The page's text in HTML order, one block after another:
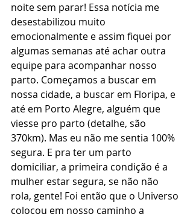
noite sem parar! Essa notícia me
desestabilizou muito
emocionalmente e assim fiquei por
algumas semanas até achar outra
equipe para acompanhar nosso
parto. Começamos a buscar em
nossa cidade, a buscar em Floripa, e
até em Porto Alegre, alguém que
viesse pro parto (detalhe, são
370km). Mas eu não me sentia 100%
segura. E pra ter um parto
domiciliar, a primeira condição é a
mulher estar segura, se não não
rola, gente! Foi então que o Universo
colocou em nosso caminho a